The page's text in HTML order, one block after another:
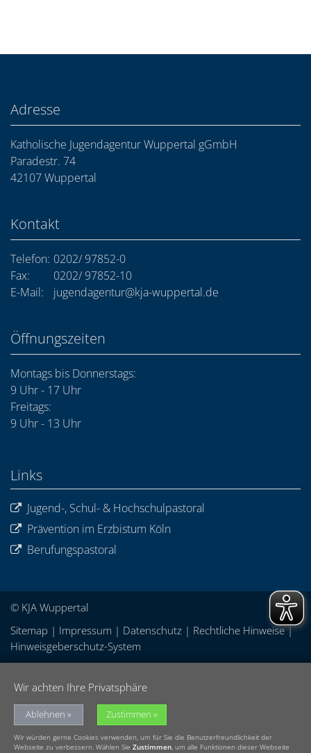
Adresse
Katholische Jugendagentur Wuppertal gGmbH
Paradestr. 74
42107 Wuppertal
Kontakt
Telefon: 0202/ 97852-0
Fax:
0202/ 97852-10
E-Mail:
jugendagentur@kja-wuppertal.de
Öffnungszeiten
Montags bis Donnerstags:
9 Uhr - 17 Uhr
Freitags:
9 Uhr - 13 Uhr
Links
Jugend-, Schul- & Hochschulpastoral
Prävention im Erzbistum Köln
Berufungspastoral
© KJA Wuppertal
Sitemap | Impressum | Datenschutz | Rechtliche Hinweise|
Hinweisgeberschutz-System
Wir achten Ihre Privatsphäre
Ablehnen Zustimmen
Wir würden gerne Cookies verwenden, um für Sie die Benutzerfreundlichkeit der
Webseite zu verbessern. Wählen Sie Zustimmen, um alle Funktionen dieser Webseite